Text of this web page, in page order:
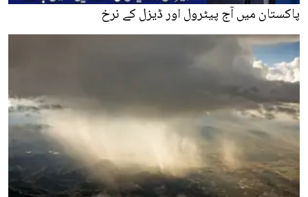
پاکستان میں آج پیٹرول اور ڈیزل کے نرخ